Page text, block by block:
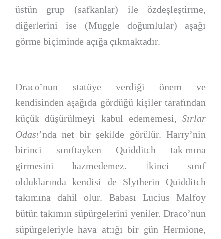
üstün grup (safkanlar) ile özdeşleştirme,
diğerlerini ise (Muggle doğumlular) aşağı
görme biçiminde açığa çıkmaktadır.
Draco’nun statüye verdiği önem ve
kendisinden aşağıda gördüğü kişiler tarafından
küçük düşürülmeyi kabul edememesi,Sırlar
Odası’nda net bir şekilde görülür. Harry’nin
birinci sınıftayken Quidditch takımına
girmesini hazmedemez. İkinci sınıf
olduklarında kendisi de Slytherin Quidditch
takımına dahil olur. Babası Lucius Malfoy
bütün takımın süpürgelerini yeniler. Draco’nun
süpürgeleriyle hava attığı bir gün Hermione,